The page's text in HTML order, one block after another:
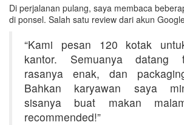
Di perjalanan pulang, saya membaca
di ponsel. Salah satu review dari akun
“Kami pesan 120 kotak
kantor. Semuanya datang
rasanya enak, dan
Bahkan karyawan saya
sisanya buat makan
recommended!”